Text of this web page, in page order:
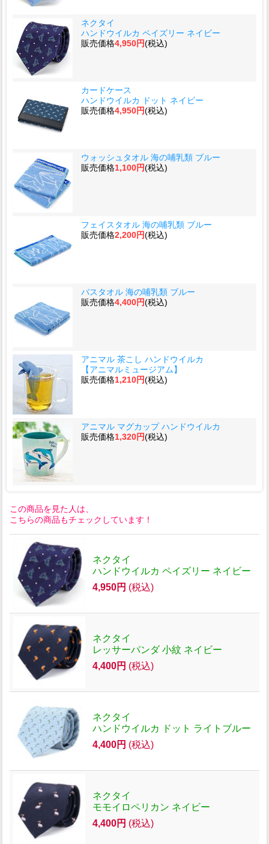
ネクタイ
ハンドウイルカ ペイズリー ネイビー
販売価格4,950円(税込)
カードケース
ハンドウイルカ ドット ネイビー
販売価格4,950円(税込)
ウォッシュタオル 海の哺乳類 ブルー
販売価格1,100円(税込)
フェイスタオル 海の哺乳類 ブルー
販売価格2,200円(税込)
バスタオル 海の哺乳類 ブルー
販売価格4,400円(税込)
アニマル 茶こし ハンドウイルカ
【アニマルミュージアム】
販売価格1,210円(税込)
アニマル マグカップ ハンドウイルカ
販売価格1,320円(税込)
この商品を見た人は、
こちらの商品もチェックしています！
ネクタイ
ハンドウイルカ ペイズリー ネイビー
4,950円 (税込)
ネクタイ
レッサーパンダ 小紋 ネイビー
4,400円 (税込)
ネクタイ
ハンドウイルカ ドット ライトブルー
4,400円 (税込)
ネクタイ
モモイロペリカン ネイビー
4,400円 (税込)